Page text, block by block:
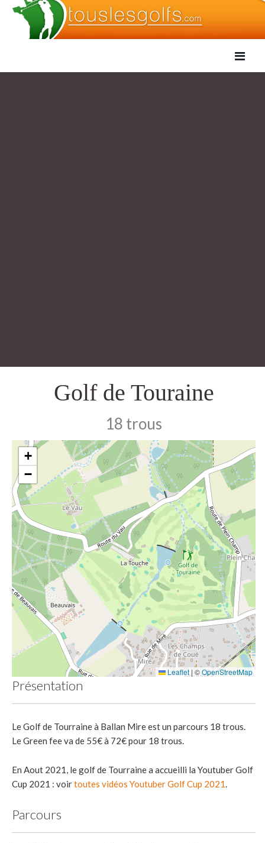
Golf de Touraine
18 trous
+
−
Leaflet| ©OpenStreetMap
Présentation
Le Golf de Tourraine à Ballan Mire est un parcours 18 trous.
Le Green fee va de 55€ à 72€ pour 18 trous.
En Aout 2021, le golf de Tourraine a accueilli la Youtuber Golf
Cup 2021 : voirtoutes vidéos Youtuber Golf Cup 2021.
Parcours